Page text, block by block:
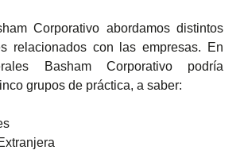
Corporativo abordamos distintos
relacionados con las empresas. En
Basham Corporativo podría
grupos de práctica, a saber: